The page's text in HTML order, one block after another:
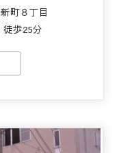
町８丁目
徒歩25分